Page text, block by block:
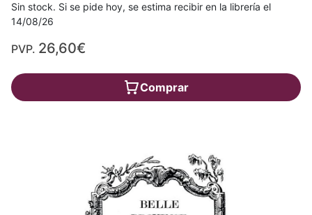
Sin stock. Si se pide hoy, se estima recibir en la librería el
14/08/26
PVP. 26,60€
Comprar